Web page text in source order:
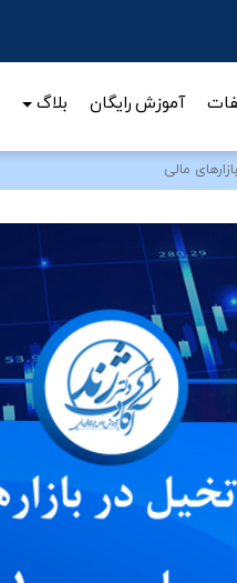
آموزش رایگان بلاگ
مالی